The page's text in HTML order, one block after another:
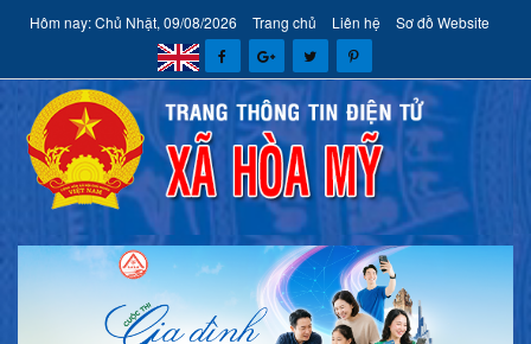
Hôm nay: Chủ Nhật, 09/08/2026 Trang chủ Liên hệ Sơ đồ Website